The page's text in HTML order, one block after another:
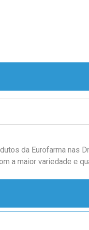
da Eurofarma nas
a maior variedade e